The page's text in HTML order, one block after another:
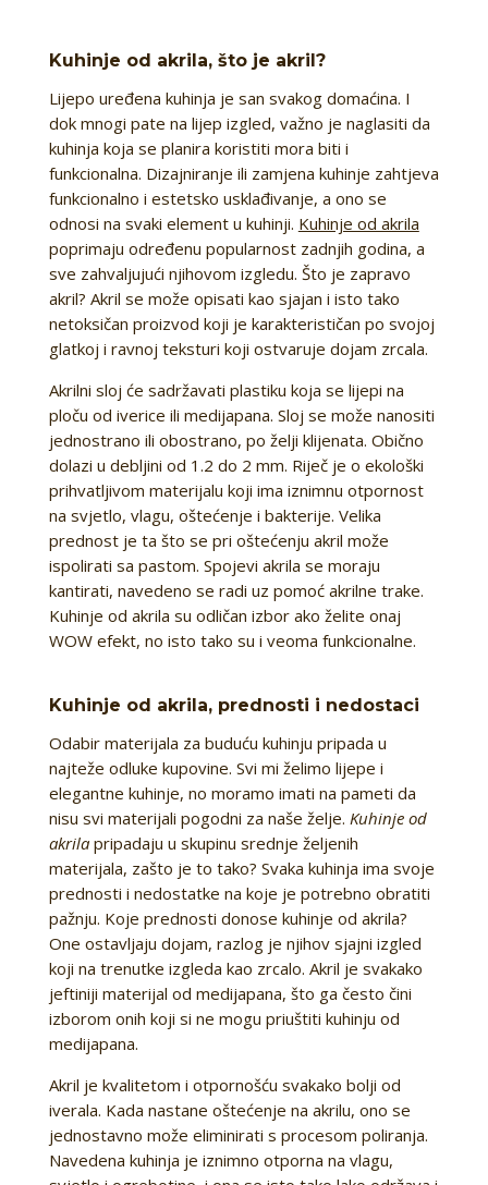
Kuhinje od akrila, što je akril?
Lijepo uređena kuhinja je san svakog domaćina. I
dok mnogi pate na lijep izgled, važno je naglasiti da
kuhinja koja se planira koristiti mora biti i
funkcionalna. Dizajniranje ili zamjena kuhinje zahtjeva
funkcionalno i estetsko usklađivanje, a ono se
odnosi na svaki element u kuhinji. Kuhinje od akrila
poprimaju određenu popularnost zadnjih godina, a
sve zahvaljujući njihovom izgledu. Što je zapravo
akril? Akril se može opisati kao sjajan i isto tako
netoksičan proizvod koji je karakterističan po svojoj
glatkoj i ravnoj teksturi koji ostvaruje dojam zrcala.
Akrilni sloj će sadržavati plastiku koja se lijepi na
ploču od iverice ili medijapana. Sloj se može nanositi
jednostrano ili obostrano, po želji klijenata. Obično
dolazi u debljini od 1.2 do 2 mm. Riječ je o ekološki
prihvatljivom materijalu koji ima iznimnu otpornost
na svjetlo, vlagu, oštećenje i bakterije. Velika
prednost je ta što se pri oštećenju akril može
ispolirati sa pastom. Spojevi akrila se moraju
kantirati, navedeno se radi uz pomoć akrilne trake.
Kuhinje od akrila su odličan izbor ako želite onaj
WOW efekt, no isto tako su i veoma funkcionalne.
Kuhinje od akrila, prednosti i nedostaci
Odabir materijala za buduću kuhinju pripada u
najteže odluke kupovine. Svi mi želimo lijepe i
elegantne kuhinje, no moramo imati na pameti da
nisu svi materijali pogodni za naše želje. Kuhinje od
akrilapripadaju u skupinu srednje željenih
materijala, zašto je to tako? Svaka kuhinja ima svoje
prednosti i nedostatke na koje je potrebno obratiti
pažnju. Koje prednosti donose kuhinje od akrila?
One ostavljaju dojam, razlog je njihov sjajni izgled
koji na trenutke izgleda kao zrcalo. Akril je svakako
jeftiniji materijal od medijapana, što ga često čini
izborom onih koji si ne mogu priuštiti kuhinju od
medijapana.
Akril je kvalitetom i otpornošću svakako bolji od
iverala. Kada nastane oštećenje na akrilu, ono se
jednostavno može eliminirati s procesom poliranja.
Navedena kuhinja je iznimno otporna na vlagu,